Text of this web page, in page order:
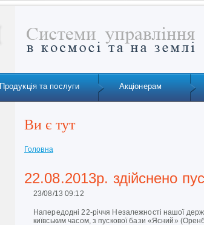
Продукція та послуги Акціонерам
Ви є тут
Головна
22.08.2013р. здійснено
23/08/13 09:12
Напередодні 22-річчя Незалежності нашої
київським часом, з пускової бази «Ясний»